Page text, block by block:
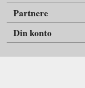
Partnere
Din konto